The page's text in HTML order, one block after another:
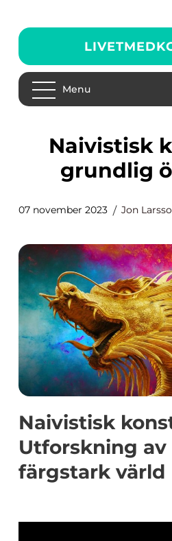
Menu
Naivistisk konst: En
grundlig
07 november 2023 Jon
Naivistisk
Utforskning av
färgstark värld